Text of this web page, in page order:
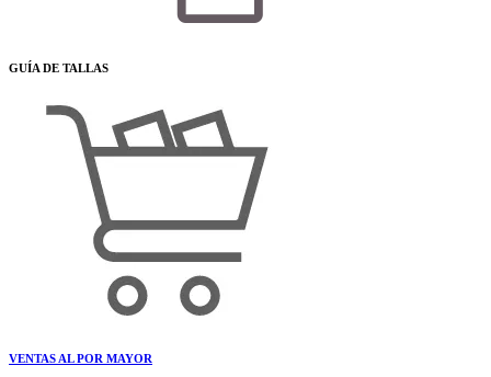
GUÍA DE TALLAS
VENTAS AL POR MAYOR